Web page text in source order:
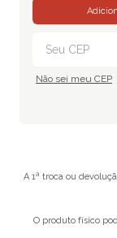
Não sei meu CEP
A 1ª troca ou
O produto físico